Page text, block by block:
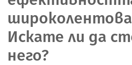
Искате ли да
него?